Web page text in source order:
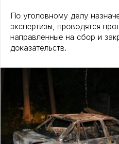
По уголовному делу
экспертизы, проводятся
направленные на сбор и
доказательств.